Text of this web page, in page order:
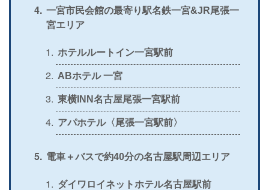
一宮市民会館の最寄り駅名鉄一宮&JR尾張一
宮エリア
ホテルルートイン一宮駅前
ABホテル 一宮
東横INN名古屋尾張一宮駅前
アパホテル〈尾張一宮駅前〉
電車＋バスで約40分の名古屋駅周辺エリア
ダイワロイネットホテル名古屋駅前